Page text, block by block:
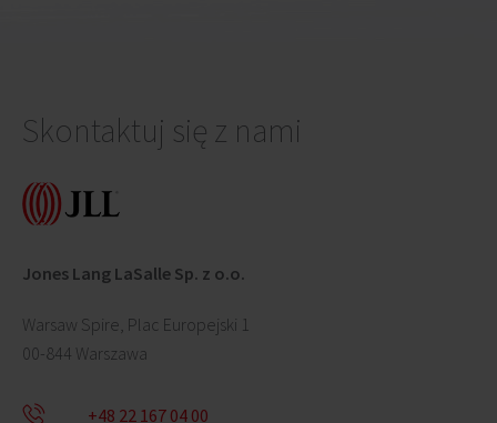
Skontaktuj się z nami
Jones Lang LaSalle Sp. z o.o.
Warsaw Spire, Plac Europejski 1
00-844 Warszawa
+48 22 167 04 00